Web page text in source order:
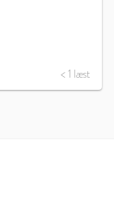
< 1 læst